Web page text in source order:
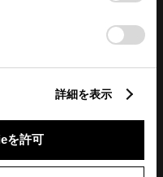
詳細を表示
を許可